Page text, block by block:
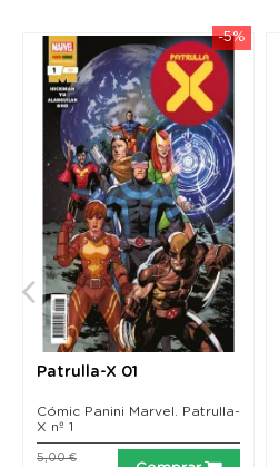
-5%
Patrulla-X 01
Cómic Panini Marvel. Patrulla-
X nº 1
5,00 €